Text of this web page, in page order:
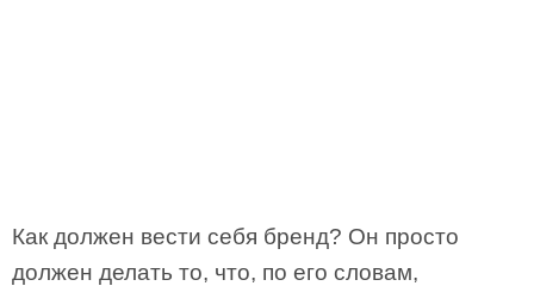
Как должен вести себя бренд? Он просто
должен делать то, что, по его словам,